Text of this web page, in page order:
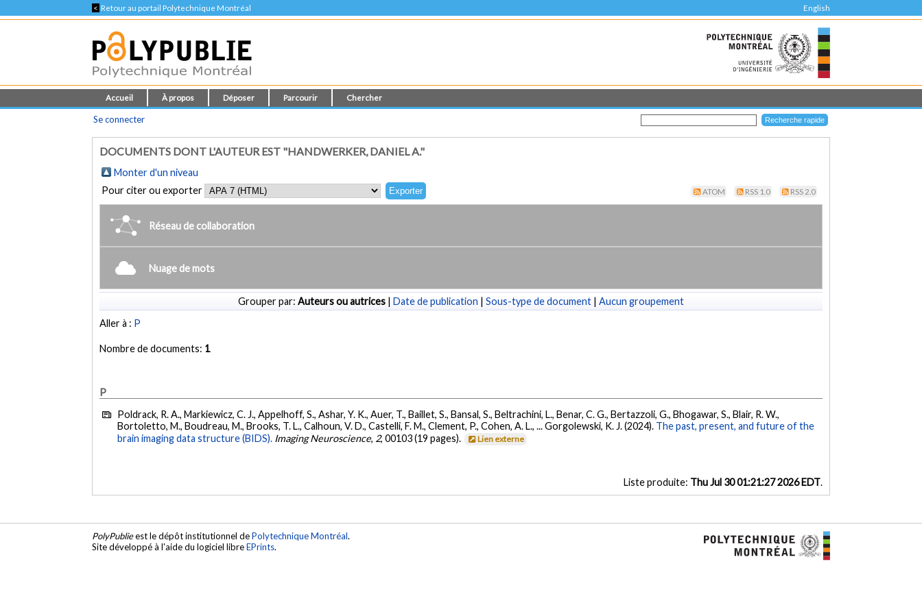
< Retour au portail Polytechnique Montréal English
Accueil À propos Déposer Parcourir Chercher
Se connecter
DOCUMENTS DONT L'AUTEUR EST "HANDWERKER, DANIEL A."
Monter d'un niveau
Pour citer ou exporter
ATOM RSS 1.0 RSS 2.0
Réseau de collaboration
Nuage de mots
Grouper par: Auteurs ou autrices | Date de publication | Sous-type de document | Aucun groupement
Aller à : P
Nombre de documents: 1
P
Poldrack, R. A., Markiewicz, C. J., Appelhoff, S., Ashar, Y. K., Auer, T., Baillet, S., Bansal, S., Beltrachini, L., Benar, C. G., Bertazzoli, G., Bhogawar, S., Blair, R. W.,
Bortoletto, M., Boudreau, M., Brooks, T. L., Calhoun, V. D., Castelli, F. M., Clement, P., Cohen, A. L., ... Gorgolewski, K. J. (2024). The past, present, and future of the
brain imaging data structure (BIDS). Imaging Neuroscience, 2, 00103 (19 pages). Lien externe
Liste produite: Thu Jul 30 01:21:27 2026 EDT.
PolyPublieest le dépôt institutionnel dePolytechnique Montréal.
Site développé à l'aide du logiciel libreEPrints.